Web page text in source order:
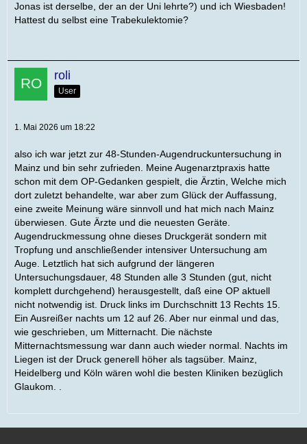
Jonas ist derselbe, der an der Uni lehrte?) und ich Wiesbaden!
Hattest du selbst eine Trabekulektomie?
roli
User
1. Mai 2026 um 18:22
also ich war jetzt zur 48-Stunden-Augendruckuntersuchung in
Mainz und bin sehr zufrieden. Meine Augenarztpraxis hatte
schon mit dem OP-Gedanken gespielt, die Ärztin, Welche mich
dort zuletzt behandelte, war aber zum Glück der Auffassung,
eine zweite Meinung wäre sinnvoll und hat mich nach Mainz
überwiesen. Gute Ärzte und die neuesten Geräte.
Augendruckmessung ohne dieses Druckgerät sondern mit
Tropfung und anschließender intensiver Untersuchung am
Auge. Letztlich hat sich aufgrund der längeren
Untersuchungsdauer, 48 Stunden alle 3 Stunden (gut, nicht
komplett durchgehend) herausgestellt, daß eine OP aktuell
nicht notwendig ist. Druck links im Durchschnitt 13 Rechts 15.
Ein Ausreißer nachts um 12 auf 26. Aber nur einmal und das,
wie geschrieben, um Mitternacht. Die nächste
Mitternachtsmessung war dann auch wieder normal. Nachts im
Liegen ist der Druck generell höher als tagsüber. Mainz,
Heidelberg und Köln wären wohl die besten Kliniken bezüglich
Glaukom. .